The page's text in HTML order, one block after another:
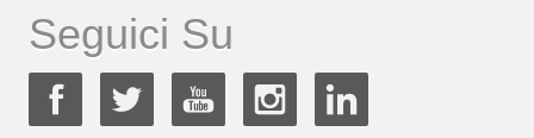
Seguici Su